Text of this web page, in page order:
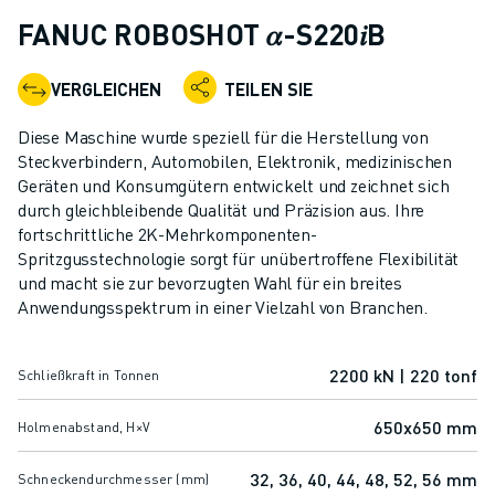
ROBOTERPALETTE
ROBOTER-STEUERUNGEN
ROBOTER-ZUBEHÖR
ROBOTER-SOFTWARE
SIMULATIONSSOFTWARE
ROBOTIK-PRODUKTE FÜR DEN BILDUNGSBEREICH
ROBOTER-AUTOMATISIERUNG
KOMPAKTE CNC-BEARBEITUNGSZENTREN
ROBODRILL-FILTER
ROBODRILL KOMPAKTE CNC-BEARBEITUNGSZENTREN
ROBODRILL VORBEUGENDE WARTUNG
ROBODRILL BILDUNGSPAKET
FANUC ROBOSHOT 𝛼-S220𝑖B
VERGLEICHEN TEILEN SIE
Diese Maschine wurde speziell für die Herstellung von
Steckverbindern, Automobilen, Elektronik, medizinischen
Geräten und Konsumgütern entwickelt und zeichnet sich
durch gleichbleibende Qualität und Präzision aus. Ihre
fortschrittliche 2K-Mehrkomponenten-
Spritzgusstechnologie sorgt für unübertroffene Flexibilität
und macht sie zur bevorzugten Wahl für ein breites
Anwendungsspektrum in einer Vielzahl von Branchen.
Schließkraft in Tonnen 2200 kN | 220 tonf
Holmenabstand, H×V 650x650 mm
Schneckendurchmesser (mm) 32, 36, 40, 44, 48, 52, 56 mm